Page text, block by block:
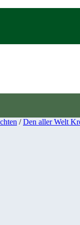
/Den aller Welt